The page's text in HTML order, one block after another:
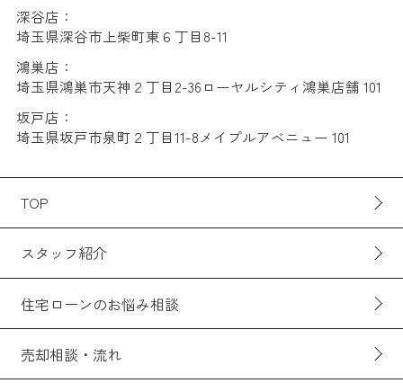
深谷店：
埼玉県深谷市上柴町東６丁目8-11
鴻巣店：
埼玉県鴻巣市天神２丁目2-36ローヤルシティ鴻巣店舗 101
坂戸店：
埼玉県坂戸市泉町２丁目11-8メイプルアベニュー 101
TOP
スタッフ紹介
住宅ローンのお悩み相談
売却相談・流れ